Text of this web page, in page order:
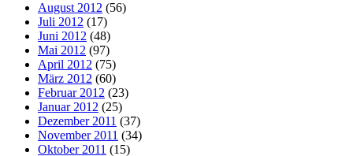
August 2012 (56)
Juli 2012 (17)
Juni 2012 (48)
Mai 2012 (97)
April 2012 (75)
März 2012 (60)
Februar 2012 (23)
Januar 2012 (25)
Dezember 2011 (37)
November 2011 (34)
Oktober 2011 (15)